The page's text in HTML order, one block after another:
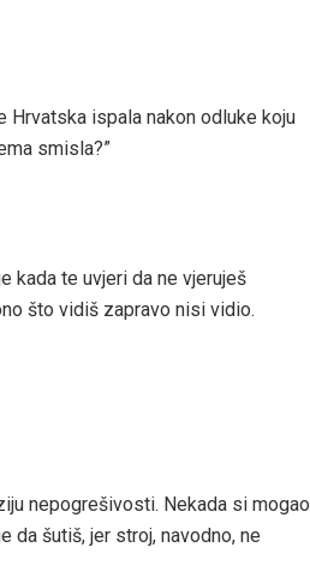
Hrvatska ispala nakon odluke koju
smisla?”
kada te uvjeri da ne vjeruješ
što vidiš zapravo nisi vidio.
nepogrešivosti. Nekada si mogao
da šutiš, jer stroj, navodno, ne